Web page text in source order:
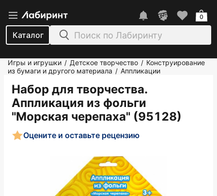
Каталог
0
Игры и игрушки / Детское творчество / Конструирование
из бумаги и другого материала / Аппликации
Набор для творчества.
Аппликация из фольги
"Морская черепаха" (95128)
Оцените и оставьте рецензию